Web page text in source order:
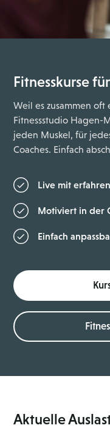
Fitnesskurse
Weil es zusammen oft
Fitnessstudio Hagen-
jeden Muskel, für
Coaches. Einfach
Live mit
Motiviert in der
Einfach
Aktuelle